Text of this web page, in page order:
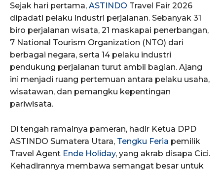
Sejak hari pertama, ASTINDO Travel Fair 2026
dipadati pelaku industri perjalanan. Sebanyak 31
biro perjalanan wisata, 21 maskapai penerbangan,
7 National Tourism Organization (NTO) dari
berbagai negara, serta 14 pelaku industri
pendukung perjalanan turut ambil bagian. Ajang
ini menjadi ruang pertemuan antara pelaku usaha,
wisatawan, dan pemangku kepentingan
pariwisata.
Di tengah ramainya pameran, hadir Ketua DPD
ASTINDO Sumatera Utara, Tengku Feria pemilik
Travel Agent Ende Holiday, yang akrab disapa Cici.
Kehadirannya membawa semangat besar untuk